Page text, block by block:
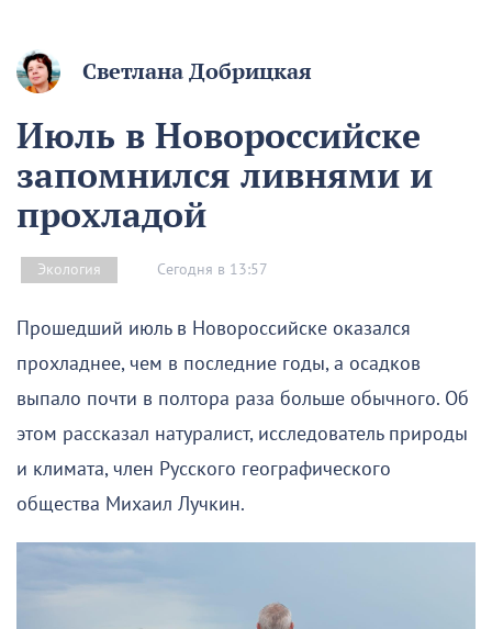
Светлана Добрицкая
Июль в Новороссийске
запомнился ливнями и
прохладой
Экология Сегодня в 13:57
Прошедший июль в Новороссийске оказался
прохладнее, чем в последние годы, а осадков
выпало почти в полтора раза больше обычного. Об
этом рассказал натуралист, исследователь природы
и климата, член Русского географического
общества Михаил Лучкин.